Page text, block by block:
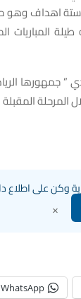
طيلة
” جمهورها
المرحلة
وكن على اطلاع
×
WhatsApp